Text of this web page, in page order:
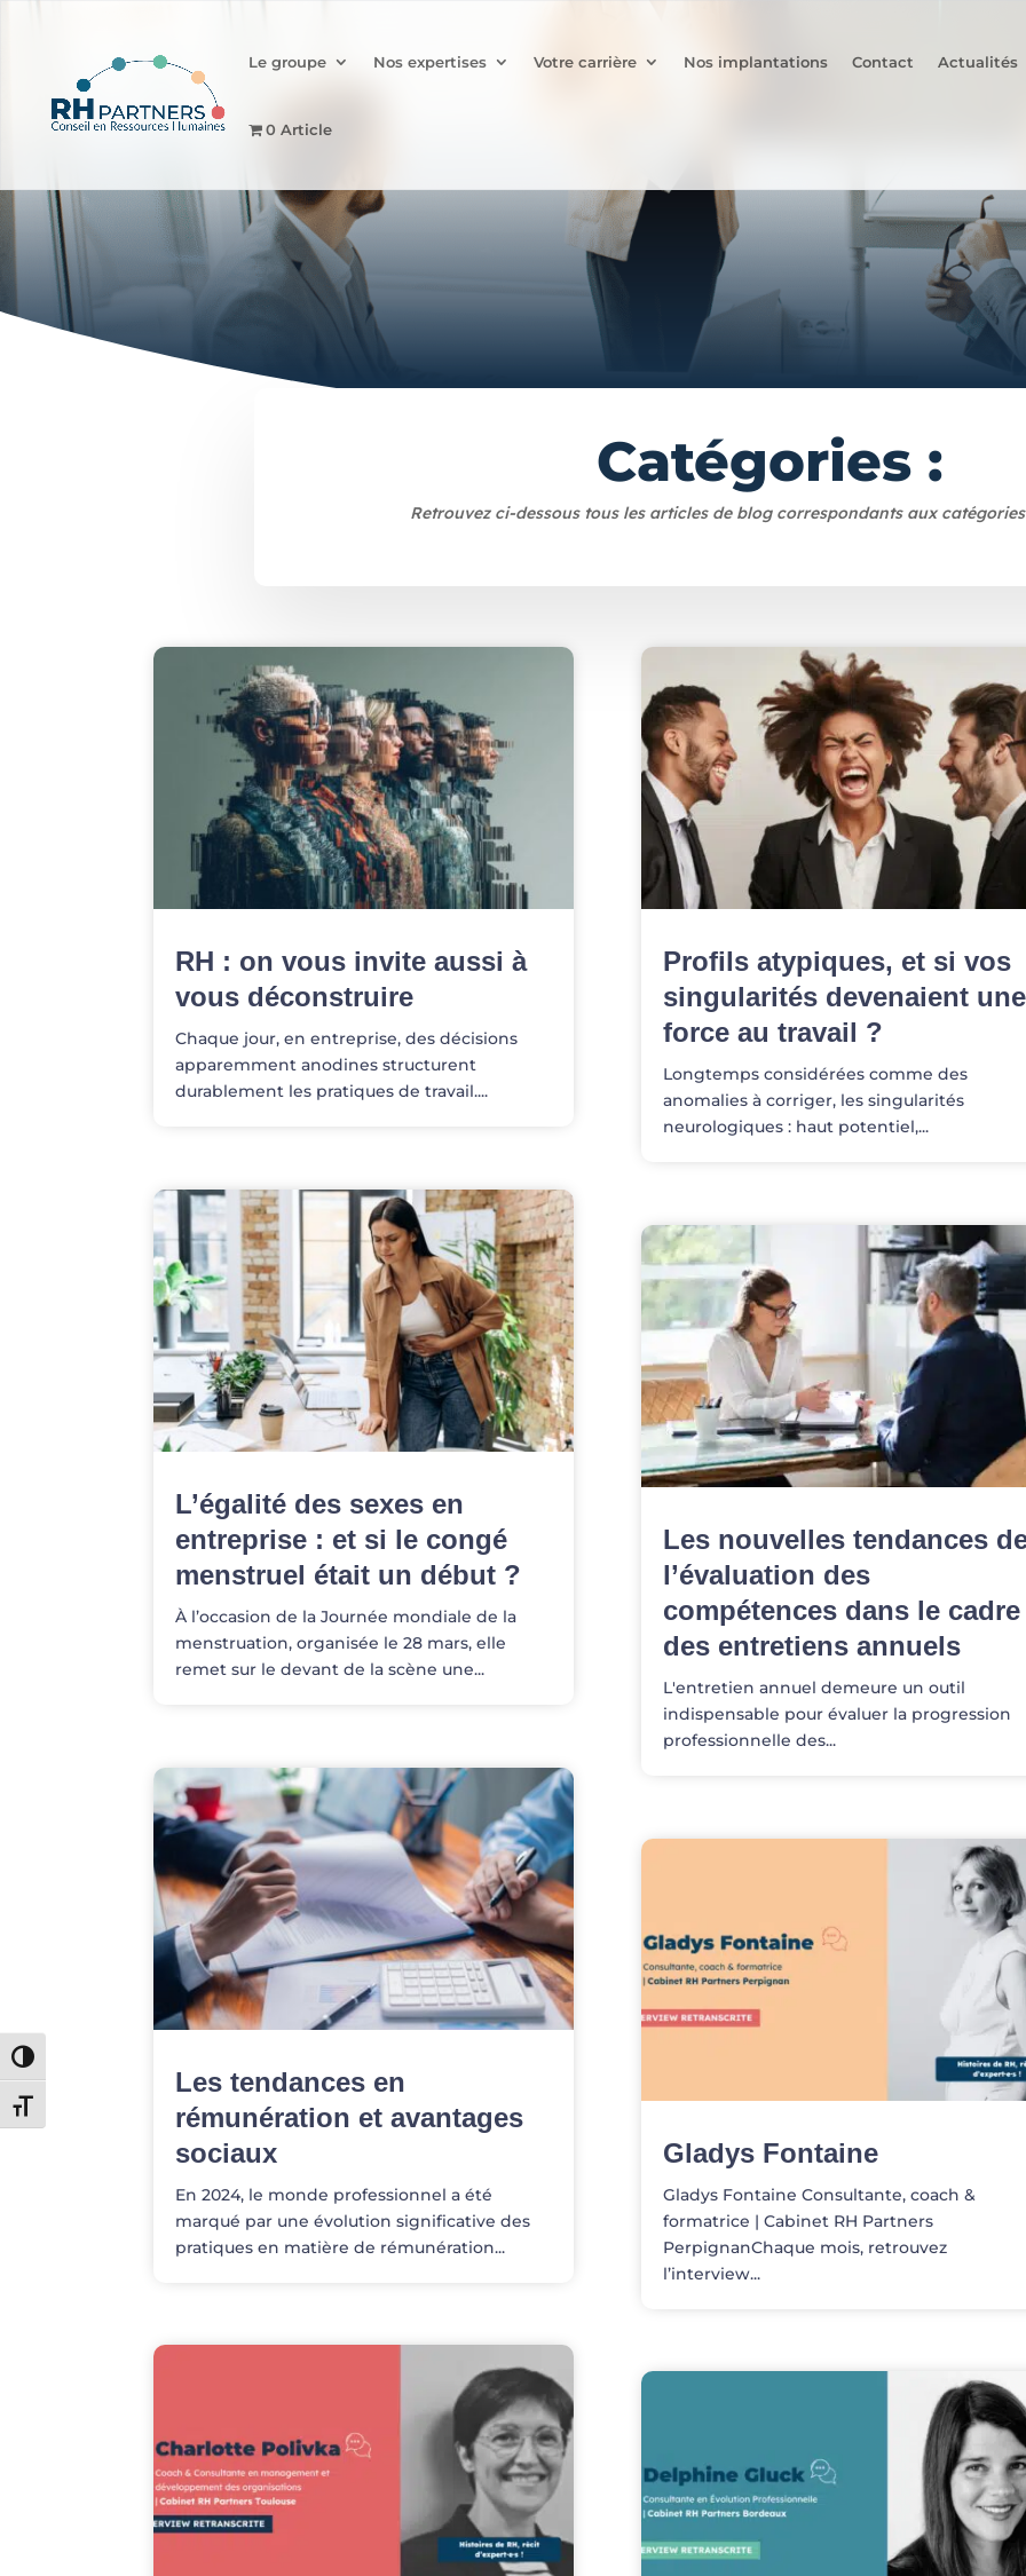
Passer en contraste élevé
Changer la taille de la police
Le groupe Nos expertises Votre carrière Nos implantations Contact Actualités
0 Article
Catégories :
Retrouvez ci-dessous tous les articles de blog correspondants aux
RH : on vous invite aussi à
vous déconstruire
Chaque jour, en entreprise, des décisions
apparemment anodines structurent
durablement les pratiques de travail....
L’égalité des sexes en
entreprise : et si le congé
menstruel était un début ?
À l’occasion de la Journée mondiale de la
menstruation, organisée le 28 mars, elle
remet sur le devant de la scène une...
Les tendances en
rémunération et avantages
sociaux
En 2024, le monde professionnel a été
marqué par une évolution significative des
pratiques en matière de rémunération...
Profils atypiques, et si vos
singularités devenaient une
force au travail ?
Longtemps considérées comme des
anomalies à corriger, les singularités
neurologiques : haut potentiel,...
Les nouvelles tendances
l’évaluation des
compétences dans le cadre
des entretiens annuels
L'entretien annuel demeure un outil
indispensable pour évaluer la progression
professionnelle des...
Gladys Fontaine
Gladys Fontaine Consultante, coach &
formatrice | Cabinet RH Partners
PerpignanChaque mois, retrouvez
l’interview...